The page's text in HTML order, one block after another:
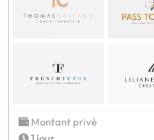
Montant privé